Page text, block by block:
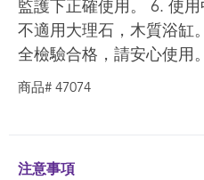
監護下正確使用。 6. 使
不適用大理石，木質浴缸
全檢驗合格，請安心使用
商品# 47074
注意事項